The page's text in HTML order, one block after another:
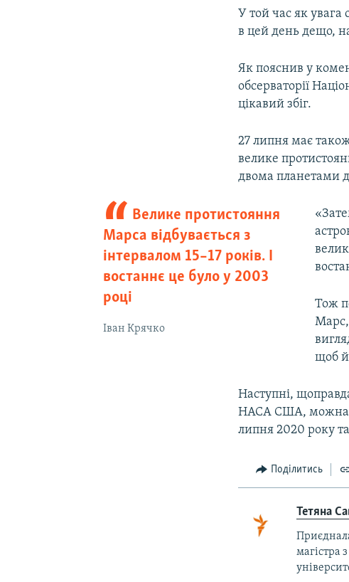
У той час як увага
в цей день дещо,
Як пояснив у
обсерваторії
цікавий збіг.
27 липня має
велике
двома планетами
Велике протистояння
Марса відбувається з
інтервалом 15–17 років. І
востаннє це було у 2003
році
Іван Крячко
Тож
Марс,
щоб
Наступні,
НАСА США, можна
липня 2020 року
Поділитись
Тетяна
магістра